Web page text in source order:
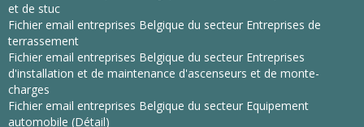
et de stuc
Fichier email entreprises Belgique du secteur Entreprises de
terrassement
Fichier email entreprises Belgique du secteur Entreprises
d'installation et de maintenance d'ascenseurs et de monte-
charges
Fichier email entreprises Belgique du secteur Equipement
automobile (Détail)